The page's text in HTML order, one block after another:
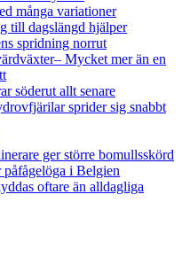
många variationer
till dagslängd hjälper
spridning norrut
Mycket mer än en
söderut allt senare
sprider sig snabbt
ger större bomullsskörd
påfågelöga i Belgien
oftare än alldagliga